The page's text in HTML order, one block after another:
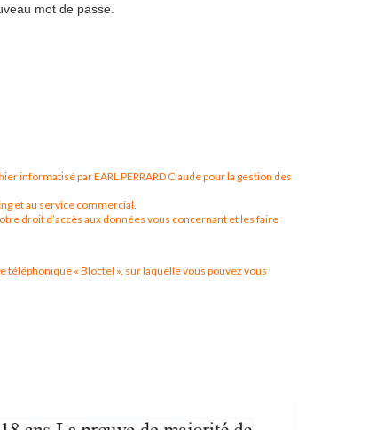
mot de passe.
informatisé par EARL PERRARD Claude pour la gestion des
et au service commercial.
droit d’accès aux données vous concernant et les faire
téléphonique « Bloctel », sur laquelle vous pouvez vous